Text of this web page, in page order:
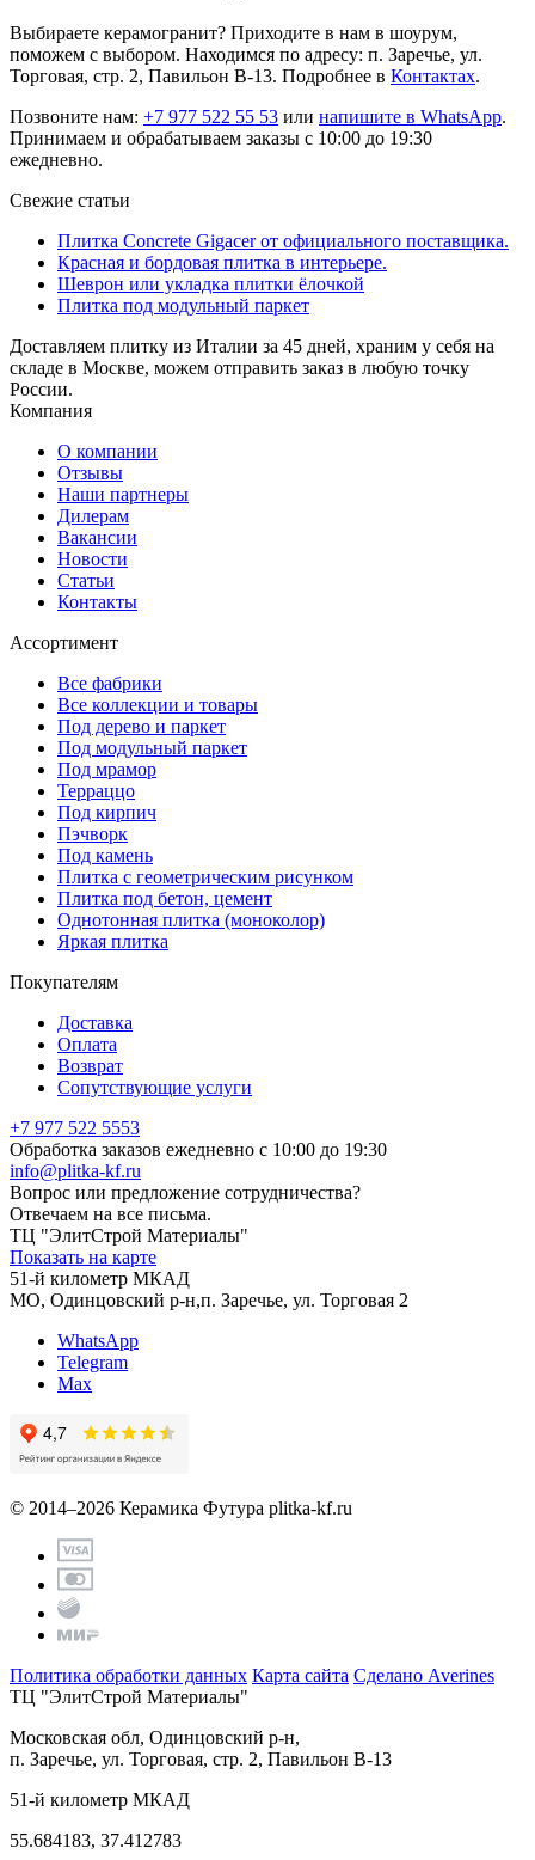
Выбираете керамогранит? Приходите в нам в шоурум,
поможем с выбором. Находимся по адресу: п. Заречье, ул.
Торговая, стр. 2, Павильон В-13. Подробнее в Контактах.
Позвоните нам: +7 977 522 55 53 или напишите в WhatsApp.
Принимаем и обрабатываем заказы с 10:00 до 19:30
ежедневно.
Свежие статьи
Плитка Concrete Gigacer от официального поставщика.
Красная и бордовая плитка в интерьере.
Шеврон или укладка плитки ёлочкой
Плитка под модульный паркет
Доставляем плитку из Италии за 45 дней, храним у себя на
складе в Москве, можем отправить заказ в любую точку
России.
Компания
О компании
Отзывы
Наши партнеры
Дилерам
Вакансии
Новости
Статьи
Контакты
Ассортимент
Все фабрики
Все коллекции и товары
Под дерево и паркет
Под модульный паркет
Под мрамор
Терраццо
Под кирпич
Пэчворк
Под камень
Плитка с геометрическим рисунком
Плитка под бетон, цемент
Однотонная плитка (моноколор)
Яркая плитка
Покупателям
Доставка
Оплата
Возврат
Сопутствующие услуги
+7 977 522 5553
Обработка заказов ежедневно с 10:00 до 19:30
info@plitka-kf.ru
Вопрос или предложение сотрудничества?
Отвечаем на все письма.
ТЦ "ЭлитСтрой Материалы"
Показать на карте
51-й километр МКАД
МО, Одинцовский р-н,п. Заречье, ул. Торговая 2
WhatsApp
Telegram
Max
© 2014–2026 Керамика Футура plitka-kf.ru
Политика обработки данных Карта сайта Сделано Averines
ТЦ "ЭлитСтрой Материалы"
Московская обл, Одинцовский р-н,
п. Заречье, ул. Торговая, стр. 2, Павильон В-13
51-й километр МКАД
55.684183, 37.412783